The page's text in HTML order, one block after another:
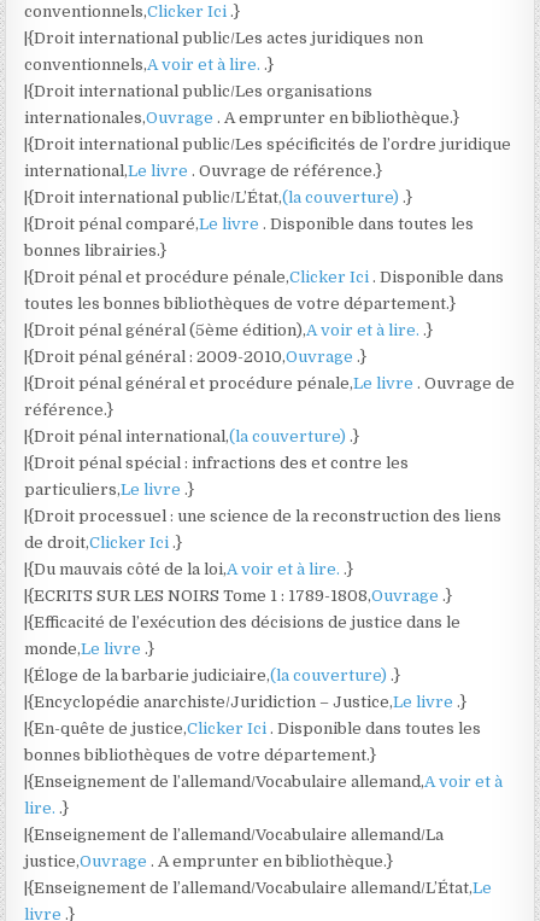
conventionnels,Clicker Ici .}
|{Droit international public/Les actes juridiques non
conventionnels,A voir et à lire. .}
|{Droit international public/Les organisations
internationales,Ouvrage . A emprunter en bibliothèque.}
|{Droit international public/Les spécificités de l’ordre juridique
international,Le livre . Ouvrage de référence.}
|{Droit international public/L’État,(la couverture) .}
|{Droit pénal comparé,Le livre . Disponible dans toutes les
bonnes librairies.}
|{Droit pénal et procédure pénale,Clicker Ici . Disponible dans
toutes les bonnes bibliothèques de votre département.}
|{Droit pénal général (5ème édition),A voir et à lire. .}
|{Droit pénal général : 2009-2010,Ouvrage .}
|{Droit pénal général et procédure pénale,Le livre . Ouvrage de
référence.}
|{Droit pénal international,(la couverture) .}
|{Droit pénal spécial : infractions des et contre les
particuliers,Le livre .}
|{Droit processuel : une science de la reconstruction des liens
de droit,Clicker Ici .}
|{Du mauvais côté de la loi,A voir et à lire. .}
|{ECRITS SUR LES NOIRS Tome 1 : 1789-1808,Ouvrage .}
|{Efficacité de l’exécution des décisions de justice dans le
monde,Le livre .}
|{Éloge de la barbarie judiciaire,(la couverture) .}
|{Encyclopédie anarchiste/Juridiction – Justice,Le livre .}
|{En-quête de justice,Clicker Ici . Disponible dans toutes les
bonnes bibliothèques de votre département.}
|{Enseignement de l’allemand/Vocabulaire allemand,A voir et à
lire. .}
|{Enseignement de l’allemand/Vocabulaire allemand/La
justice,Ouvrage . A emprunter en bibliothèque.}
|{Enseignement de l’allemand/Vocabulaire allemand/L’État,Le
livre .}